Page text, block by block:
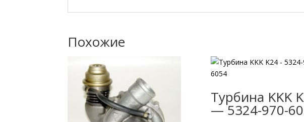
Похожие
Турбина KKK
— 5324-970-